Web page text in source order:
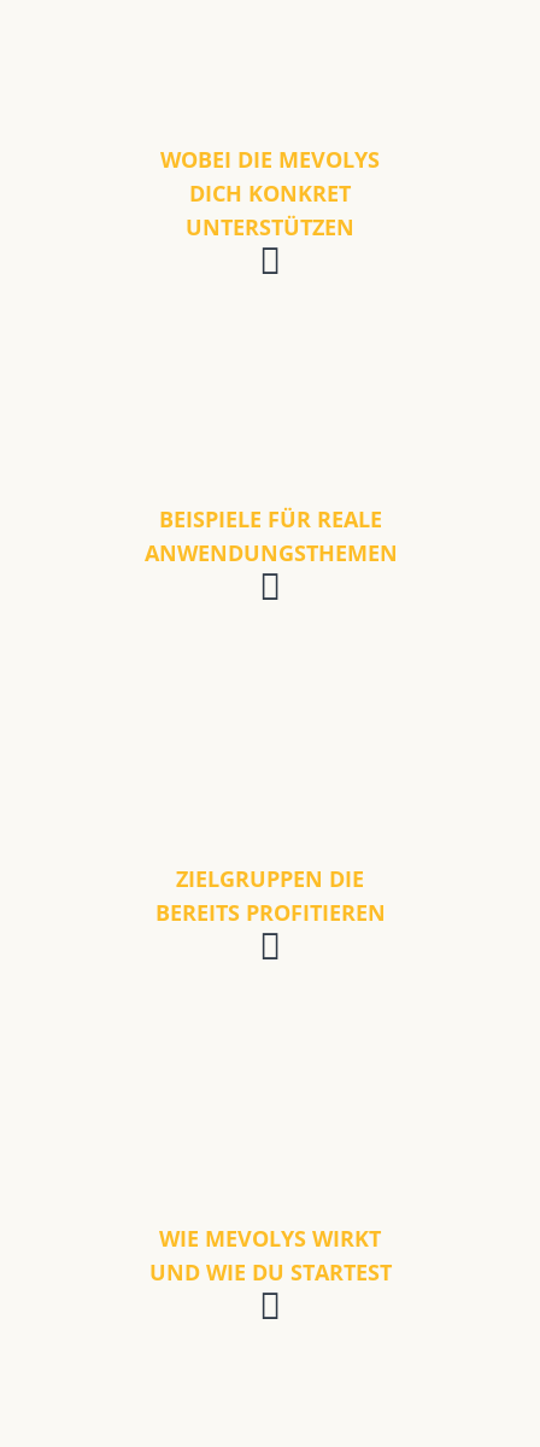
WOBEI DIE MEVOLYS
DICH KONKRET
UNTERSTÜTZEN
BEISPIELE FÜR REALE
ANWENDUNGSTHEMEN
ZIELGRUPPEN DIE
BEREITS PROFITIEREN
WIE MEVOLYS WIRKT
UND WIE DU STARTEST